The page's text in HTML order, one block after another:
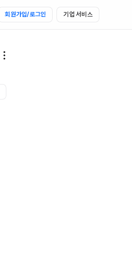
회원가입/로그인 기업 서비스